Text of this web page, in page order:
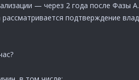
— через 2 года после Фазы A.
подтверждение